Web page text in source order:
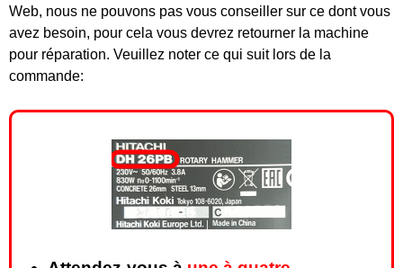
Web, nous ne pouvons pas vous conseiller sur ce dont vous
avez besoin, pour cela vous devrez retourner la machine
pour réparation. Veuillez noter ce qui suit lors de la
commande: